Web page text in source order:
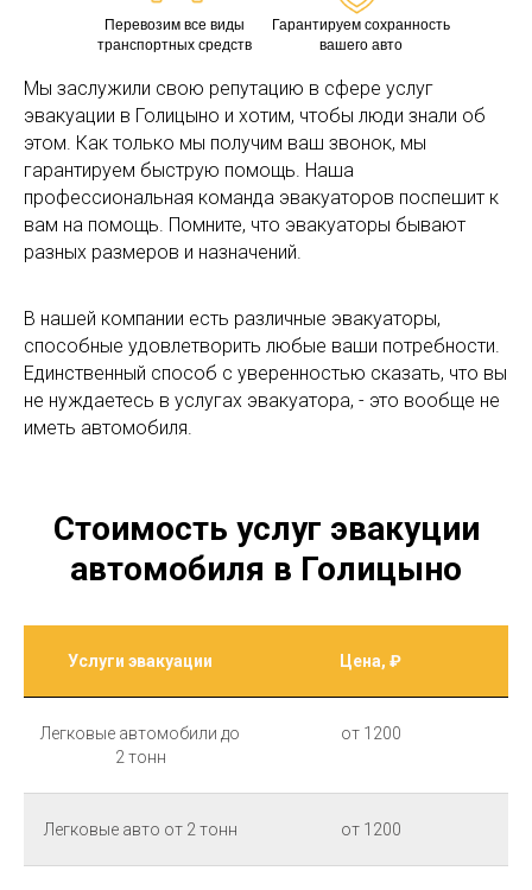
Гарантируем сохранность
вашего авто
Перевозим все виды
транспортных средств
Мы заслужили свою репутацию в сфере услуг
эвакуации в Голицыно и хотим, чтобы люди знали об
этом. Как только мы получим ваш звонок, мы
гарантируем быструю помощь. Наша
профессиональная команда эвакуаторов поспешит к
вам на помощь. Помните, что эвакуаторы бывают
разных размеров и назначений.
В нашей компании есть различные эвакуаторы,
способные удовлетворить любые ваши потребности.
Единственный способ с уверенностью сказать, что вы
не нуждаетесь в услугах эвакуатора, - это вообще не
иметь автомобиля.
Стоимость услуг эвакуции
автомобиля в Голицыно
Услуги эвакуации Цена, ₽
Легковые автомобили до
2 тонн
от 1200
Легковые авто от 2 тонн от 1200